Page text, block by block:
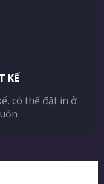
KẾ
có thể đặt in ở